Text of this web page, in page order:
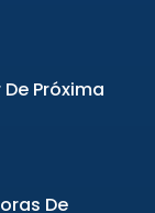
Próxima
De